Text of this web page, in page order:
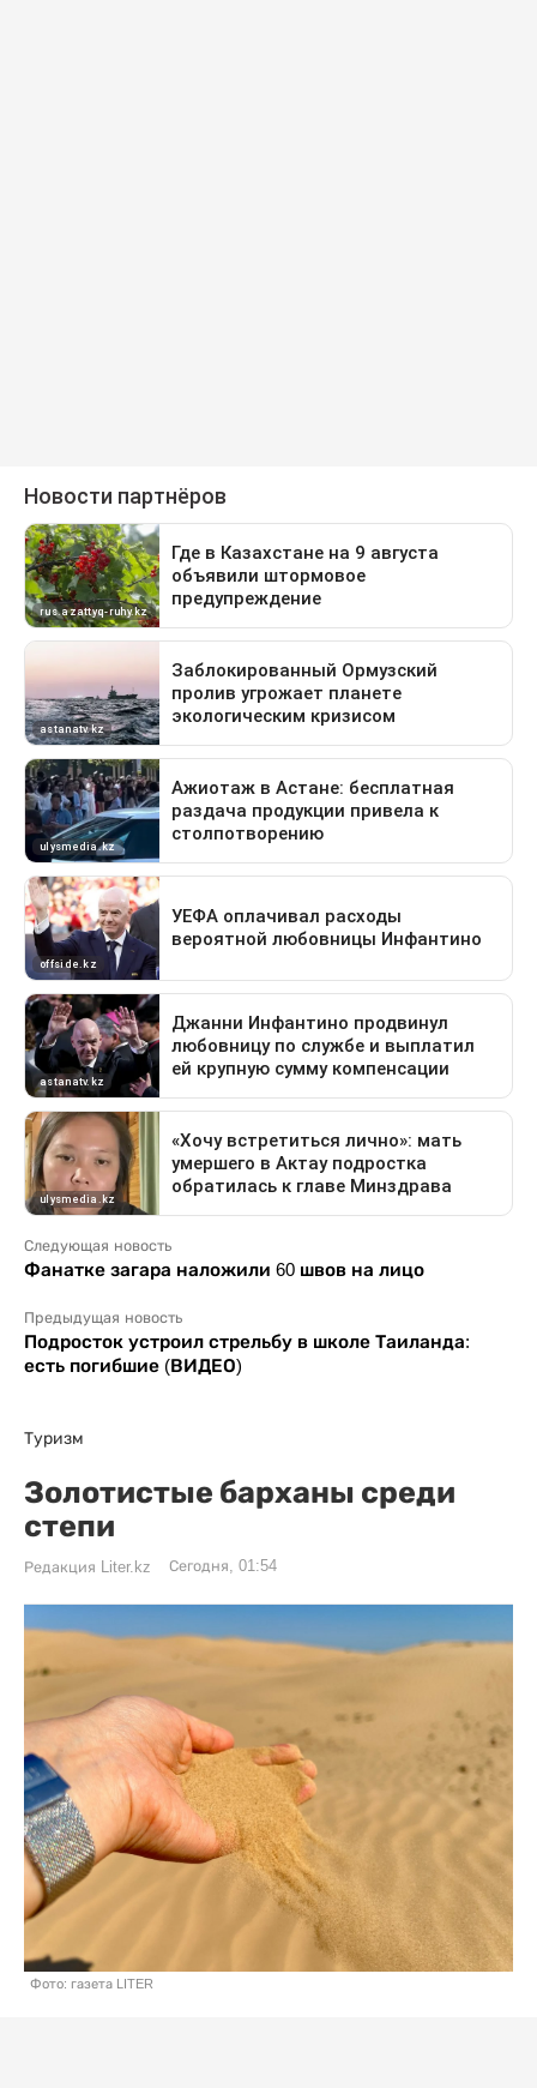
Следующая новость
Фанатке загара наложили 60 швов на лицо
Предыдущая новость
Подросток устроил стрельбу в школе Таиланда:
есть погибшие (ВИДЕО)
Туризм
Золотистые барханы среди
степи
Редакция Liter.kz Сегодня, 01:54
Фото: газета LITER